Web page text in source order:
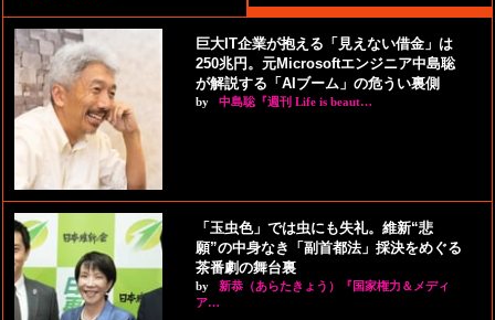
巨大IT企業が抱える「見えない借金」は
250兆円。元Microsoftエンジニア中島聡
が解説する「AIブーム」の危うい裏側
by 中島聡『週刊 Life is beaut…
「玉虫色」では虫にも失礼。維新“悲
願”の中身なき「副首都法」採決をめぐる
茶番劇の舞台裏
by
新恭（あらたきょう）『国家権力＆メディ
ア…